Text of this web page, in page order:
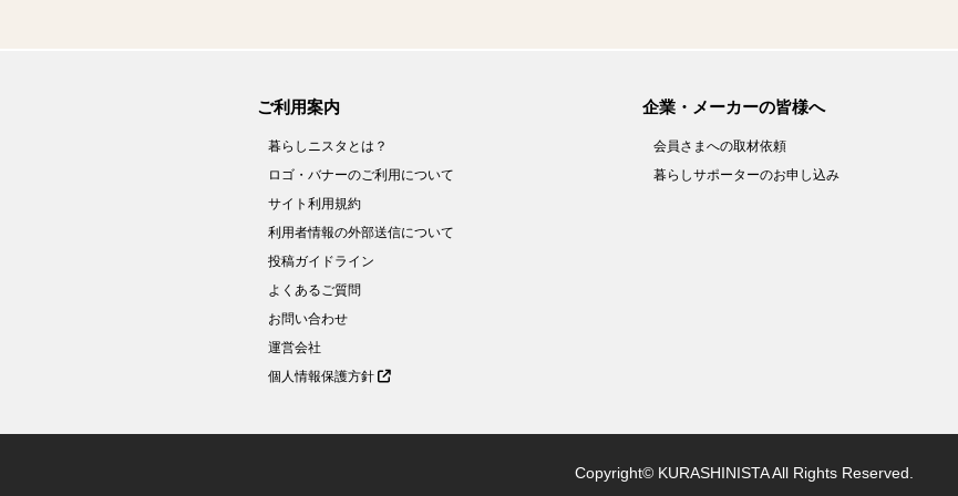
ご利用案内
暮らしニスタとは？
ロゴ・バナーのご利用について
サイト利用規約
利用者情報の外部送信について
投稿ガイドライン
よくあるご質問
お問い合わせ
運営会社
個人情報保護方針
企業・メーカーの皆様へ
会員さまへの取材依頼
暮らしサポーターのお申し込み
Copyright© KURASHINISTA All Rights Reserved.